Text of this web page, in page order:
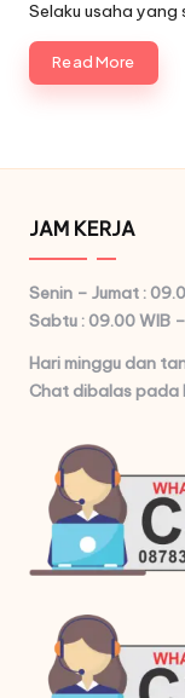
Selaku usaha yang
Read More
JAM KERJA
Senin – Jumat :
Sabtu : 09.00 WIB
Hari minggu dan
Chat dibalas pada